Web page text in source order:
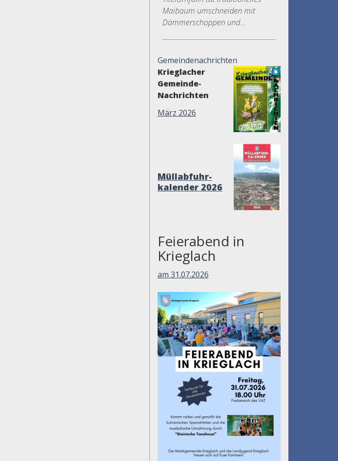
Maibaum umschneiden mit
Dämmerschoppen und...
Gemeindenachrichten
Krieglacher
Gemeinde-
Nachrichten
März 2026
Müllabfuhr-
kalender 2026
Feierabend in
Krieglach
am 31.07.2026